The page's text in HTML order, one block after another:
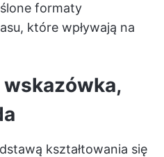
formaty
które wpływają na
kształtowania się